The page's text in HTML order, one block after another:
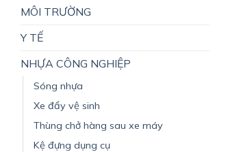
MÔI TRƯỜNG
Y TẾ
NHỰA CÔNG NGHIỆP
Sóng nhựa
Xe đẩy vệ sinh
Thùng chở hàng sau xe máy
Kệ đựng dụng cụ